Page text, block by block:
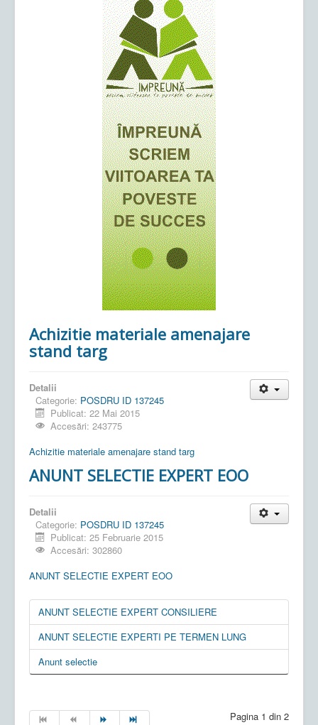
Achizitie materiale amenajare
stand targ
Detalii
Categorie: POSDRU ID 137245
Publicat: 22 Mai 2015
Accesări: 243775
Achizitie materiale amenajare stand targ
ANUNT SELECTIE EXPERT EOO
Detalii
Categorie: POSDRU ID 137245
Publicat: 25 Februarie 2015
Accesări: 302860
ANUNT SELECTIE EXPERT EOO
ANUNT SELECTIE EXPERT CONSILIERE
ANUNT SELECTIE EXPERTI PE TERMEN LUNG
Anunt selectie
Pagina 1 din 2